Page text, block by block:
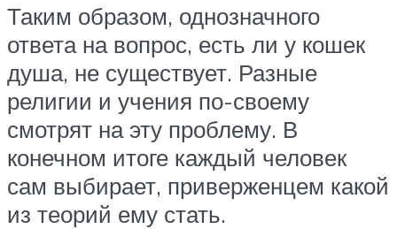
Таким образом, однозначного
ответа на вопрос, есть ли у кошек
душа, не существует. Разные
религии и учения по-своему
смотрят на эту проблему. В
конечном итоге каждый человек
сам выбирает, приверженцем какой
из теорий ему стать.